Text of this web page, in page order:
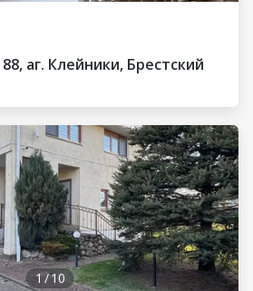
аг. Клейники, Брестский
1/10